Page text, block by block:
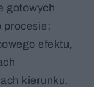
gotowych
procesie:
efektu,
kierunku.